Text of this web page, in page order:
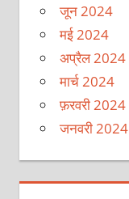
जून 2024
मई 2024
अप्रैल 2024
मार्च 2024
फ़रवरी 2024
जनवरी 2024